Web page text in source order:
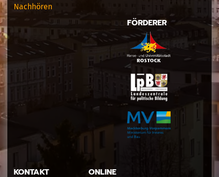
Nachhören
FÖRDERER
KONTAKT ONLINE